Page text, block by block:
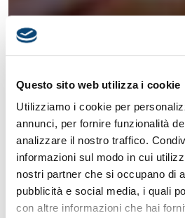
Questo sito web utilizza i cookie
Utilizziamo i cookie per
annunci, per fornire funzionalità
analizzare il nostro traffico.
informazioni sul modo in cui
nostri partner che si occupano di
pubblicità e social media, i quali
con altre informazioni che hai